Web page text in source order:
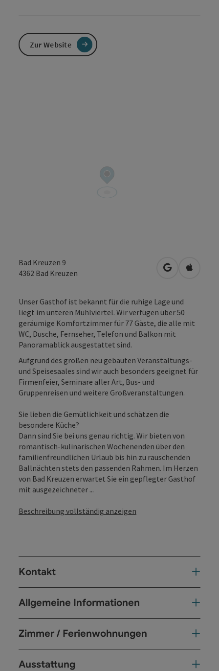
Bad Kreuzen 9
4362 Bad Kreuzen in Google
in
Unser Gasthof ist bekannt für die ruhige Lage und
liegt im unteren Mühlviertel. Wir verfügen über 50
geräumige Komfortzimmer für 77 Gäste, die alle mit
WC, Dusche, Fernseher, Telefon und Balkon mit
Panoramablick ausgestattet sind.
Aufgrund des großen neu gebauten Veranstaltungs-
und Speisesaales sind wir auch besonders geeignet für
Firmenfeier, Seminare aller Art, Bus- und
Gruppenreisen und weitere Großveranstaltungen.
Sie lieben die Gemütlichkeit und schätzen die
besondere Küche?
Dann sind Sie bei uns genau richtig. Wir bieten von
romantisch-kulinarischen Wochenenden über den
familienfreundlichen Urlaub bis hin zu rauschenden
Ballnächten stets den passenden Rahmen. Im Herzen
von Bad Kreuzen erwartet Sie ein gepflegter Gasthof
mit ausgezeichneter ...
Beschreibung vollständig anzeigen
Kontakt
Allgemeine Informationen
Zimmer / Ferienwohnungen
Ausstattung
Zur Website